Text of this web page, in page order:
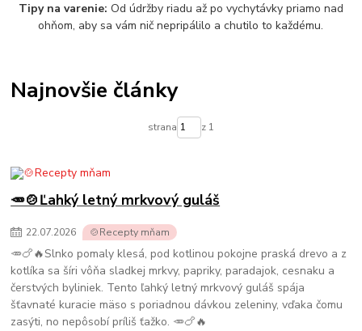
Tipy na varenie: Od údržby riadu až po vychytávky priamo nad
ohňom, aby sa vám nič nepripálilo a chutilo to každému.
Najnovšie články
strana z 1
🥕🍲Ľahký letný mrkvový guláš
22.07.2026 🍲Recepty mňam
🥕🍗🔥Slnko pomaly klesá, pod kotlinou pokojne praská drevo a z
kotlíka sa šíri vôňa sladkej mrkvy, papriky, paradajok, cesnaku a
čerstvých byliniek. Tento ľahký letný mrkvový guláš spája
šťavnaté kuracie mäso s poriadnou dávkou zeleniny, vďaka čomu
zasýti, no nepôsobí príliš ťažko. 🥕🍗🔥